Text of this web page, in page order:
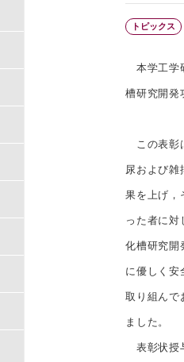
トピックス
本学工学
槽研究開発
この表彰
尿および
果を上げ，
った者に
化槽研究開
に優しく安
取り組んで
ました。
表彰状授